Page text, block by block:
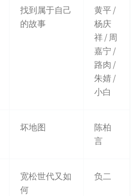
找到属于自己
的故事
黄平 /
杨庆
祥 / 周
嘉宁 /
路肉 /
朱婧 /
小白
坏地图
陈柏
言
宽松世代又如
何
负二